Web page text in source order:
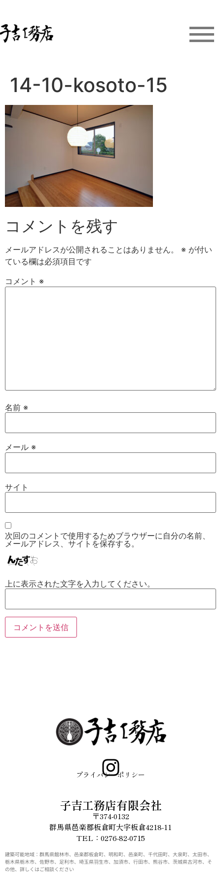
14-10-kosoto-15
コメントを残す
メールアドレスが公開されることはありません。 ※ が付い
ている欄は必須項目です
コメント ※
名前 ※
メール ※
サイト
次回のコメントで使用するためブラウザーに自分の名前、
メールアドレス、サイトを保存する。
上に表示された文字を入力してください。
プライバシーポリシー
子吉工務店有限会社
〒374-0132
群馬県邑楽郡板倉町大字板倉4218-11
TEL：0276-82-0715
建築可能地域：群馬県館林市、邑楽郡板倉町、明和町、邑楽町、千代田町、大泉町、太田市、
栃木県栃木市、佐野市、足利市、埼玉県羽生市、加須市、行田市、熊谷市、茨城県古河市、そ
の他、詳しくはご相談ください